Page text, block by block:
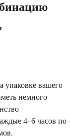
упаковке вашего
немного
4–6 часов по